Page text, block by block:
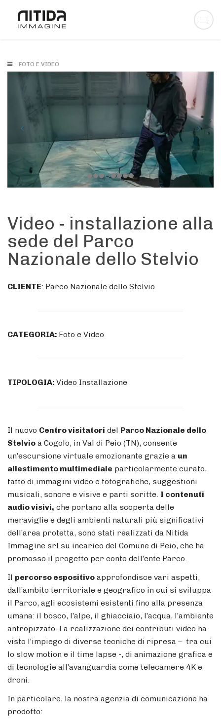
FOTO E VIDEO
Video - installazione alla
sede del Parco
Nazionale dello Stelvio
CLIENTE: Parco Nazionale dello Stelvio
CATEGORIA: Foto e Video
TIPOLOGIA: Video Installazione
Il nuovo Centro visitatori del Parco Nazionale dello
Stelvio a Cogolo, in Val di Peio (TN), consente
un’escursione virtuale emozionante grazie a un
allestimento multimediale particolarmente curato,
fatto di immagini video e fotografiche, suggestioni
musicali, sonore e visive e parti scritte. I contenuti
audio visivi, che portano alla scoperta delle
meraviglie e degli ambienti naturali più significativi
dell’area protetta, sono stati realizzati da Nitida
Immagine srl su incarico del Comune di Peio, che ha
promosso il progetto per conto dell’ente Parco.
Il percorso espositivo approfondisce vari aspetti,
dall’ambito territoriale e geografico in cui si sviluppa
il Parco, agli ecosistemi esistenti fino alla presenza
umana: il bosco, l’alpe, il ghiacciaio, l’acqua, l’ambiente
antropizzato. La realizzazione dei contributi video ha
visto l’impiego di diverse tecniche di ripresa – tra cui
lo slow motion e il time lapse -, di animazione grafica e
di tecnologie all’avanguardia come telecamere 4K e
droni.
In particolare, la nostra agenzia di comunicazione ha
prodotto: